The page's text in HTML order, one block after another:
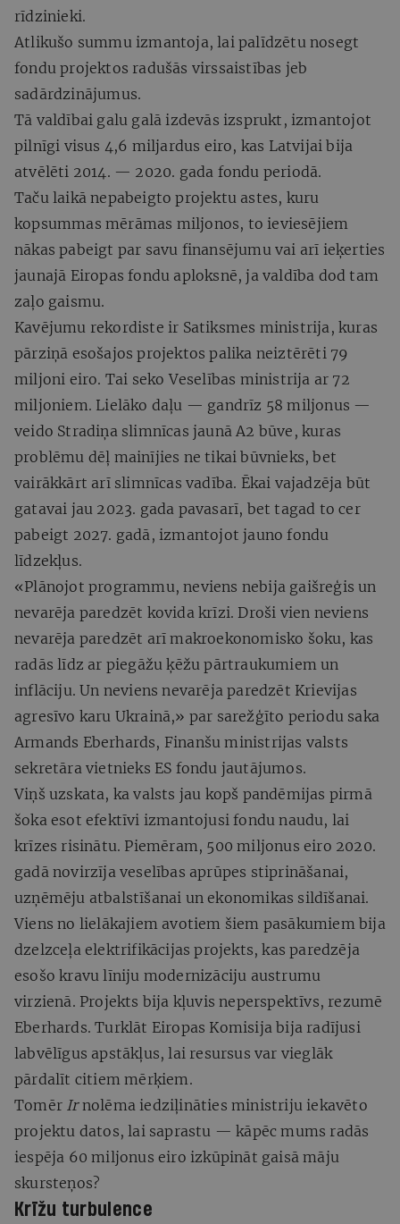
rīdzinieki.
Atlikušo summu izmantoja, lai palīdzētu nosegt
fondu projektos radušās virssaistības jeb
sadārdzinājumus.
Tā valdībai galu galā izdevās izsprukt, izmantojot
pilnīgi visus 4,6 miljardus eiro, kas Latvijai bija
atvēlēti 2014. — 2020. gada fondu periodā.
Taču laikā nepabeigto projektu astes, kuru
kopsummas mērāmas miljonos, to ieviesējiem
nākas pabeigt par savu finansējumu vai arī ieķerties
jaunajā Eiropas fondu aploksnē, ja valdība dod tam
zaļo gaismu.
Kavējumu rekordiste ir Satiksmes ministrija, kuras
pārziņā esošajos projektos palika neiztērēti 79
miljoni eiro. Tai seko Veselības ministrija ar 72
miljoniem. Lielāko daļu — gandrīz 58 miljonus —
veido Stradiņa slimnīcas jaunā A2 būve, kuras
problēmu dēļ mainījies ne tikai būvnieks, bet
vairākkārt arī slimnīcas vadība. Ēkai vajadzēja būt
gatavai jau 2023. gada pavasarī, bet tagad to cer
pabeigt 2027. gadā, izmantojot jauno fondu
līdzekļus.
«Plānojot programmu, neviens nebija gaišreģis un
nevarēja paredzēt kovida krīzi. Droši vien neviens
nevarēja paredzēt arī makroekonomisko šoku, kas
radās līdz ar piegāžu ķēžu pārtraukumiem un
inflāciju. Un neviens nevarēja paredzēt Krievijas
agresīvo karu Ukrainā,» par sarežģīto periodu saka
Armands Eberhards, Finanšu ministrijas valsts
sekretāra vietnieks ES fondu jautājumos.
Viņš uzskata, ka valsts jau kopš pandēmijas pirmā
šoka esot efektīvi izmantojusi fondu naudu, lai
krīzes risinātu. Piemēram, 500 miljonus eiro 2020.
gadā novirzīja veselības aprūpes stiprināšanai,
uzņēmēju atbalstīšanai un ekonomikas sildīšanai.
Viens no lielākajiem avotiem šiem pasākumiem bija
dzelzceļa elektrifikācijas projekts, kas paredzēja
esošo kravu līniju modernizāciju austrumu
virzienā. Projekts bija kļuvis neperspektīvs, rezumē
Eberhards. Turklāt Eiropas Komisija bija radījusi
labvēlīgus apstākļus, lai resursus var vieglāk
pārdalīt citiem mērķiem.
Tomēr Irnolēma iedziļināties ministriju iekavēto
projektu datos, lai saprastu — kāpēc mums radās
iespēja 60 miljonus eiro izkūpināt gaisā māju
skursteņos?
Krīžu turbulence